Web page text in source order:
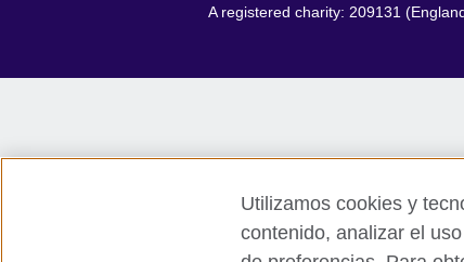
A registered charity: 209131
Utilizamos cookies y
contenido, analizar el